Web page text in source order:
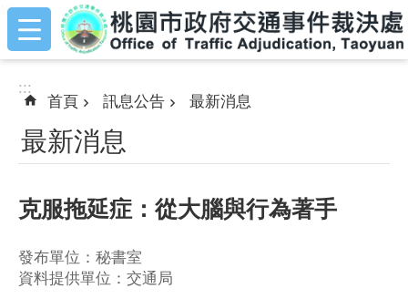
跳到主要內容區塊
:::
:::
首頁 訊息公告 最新消息
最新消息
克服拖延症：從大腦與行為著手
發布單位：秘書室
資料提供單位：交通局